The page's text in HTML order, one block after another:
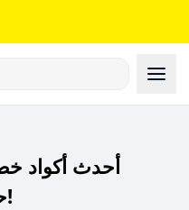
أحدث أكواد
حصري لـ أثر مشرقي الآن!